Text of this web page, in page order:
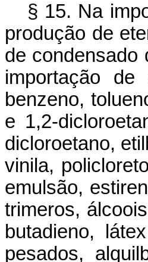
§ 15. Na
produção de
de condensado
importação de
benzeno,
e 1,2-
dicloroetano,
vinila,
emulsão,
trimeros,
butadieno,
pesados,